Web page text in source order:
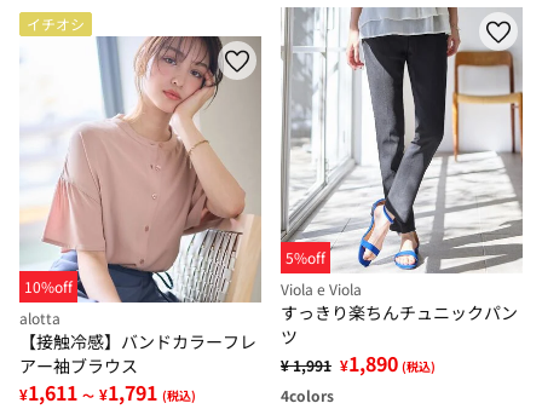
イチオシ
10%off
alotta
【接触冷感】バンドカラーフレ
アー袖ブラウス
¥1,611 ～ ¥1,791 (税込)
5%off
Viola e Viola
すっきり楽ちんチュニックパン
ツ
¥ 1,991 ¥1,890 (税込)
4colors